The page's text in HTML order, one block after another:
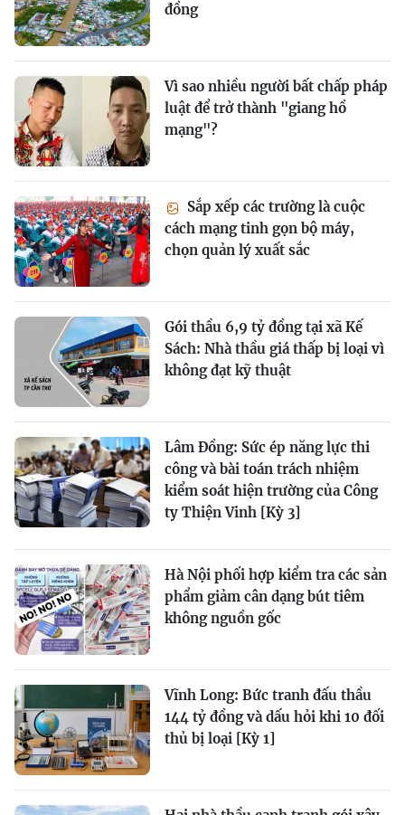
đồng
Vì sao nhiều người bất chấp pháp
luật để trở thành "giang hồ
mạng"?
Sắp xếp các trường là cuộc
cách mạng tinh gọn bộ máy,
chọn quản lý xuất sắc
Gói thầu 6,9 tỷ đồng tại xã Kế
Sách: Nhà thầu giá thấp bị loại vì
không đạt kỹ thuật
Lâm Đồng: Sức ép năng lực thi
công và bài toán trách nhiệm
kiểm soát hiện trường của Công
ty Thiện Vinh [Kỳ 3]
Hà Nội phối hợp kiểm tra các sản
phẩm giảm cân dạng bút tiêm
không nguồn gốc
Vĩnh Long: Bức tranh đấu thầu
144 tỷ đồng và dấu hỏi khi 10 đối
thủ bị loại [Kỳ 1]